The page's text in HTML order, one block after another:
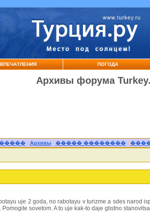
ВПЕЧАТЛЕНИЯ ПОГОДА
Архивы форума
| Архивы| ����� ��������|
uje 2 goda, no rabotayu v turizme a sdes narod
sovetom. A to uje kak-to daje gtıstno